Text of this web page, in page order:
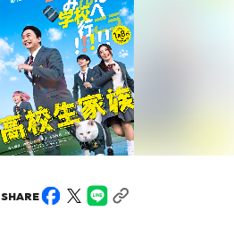
SHARE